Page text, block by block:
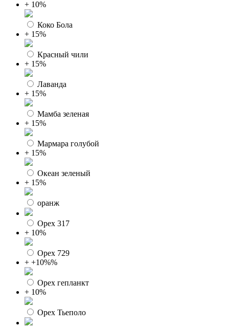
+ 10%
Коко Бола
+ 15%
Красный чили
+ 15%
Лаванда
+ 15%
Мамба зеленая
+ 15%
Мармара голубой
+ 15%
Океан зеленый
+ 15%
оранж
Орех 317
+ 10%
Орех 729
+ +10%%
Орех гепланкт
+ 10%
Орех Тьеполо